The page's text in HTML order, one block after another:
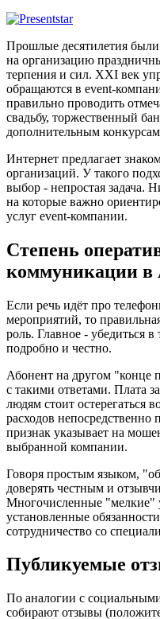
Прошлые десятилетия
на организацию
терпения и сил. XXI век
обращаются в event-
правильно проводить
свадьбу, торжественный
дополнительным
Интернет предлагает
организаций. У такого
выбор - непростая задача.
на которые важно
услуг event-компании.
Степень
коммуникации в
Если речь идёт про
мероприятий, то
роль. Главное - убедиться
подробно и честно.
Абонент на другом "конце
с такими ответами. Плата
людям стоит остерегаться
расходов непосредственно
признак указывает на
выбранной компании.
Говоря простым языком,
доверять честным и
Многочисленные "мелкие"
установленные
сотрудничество со
Публикуемые
По аналогии с
собирают отзывы